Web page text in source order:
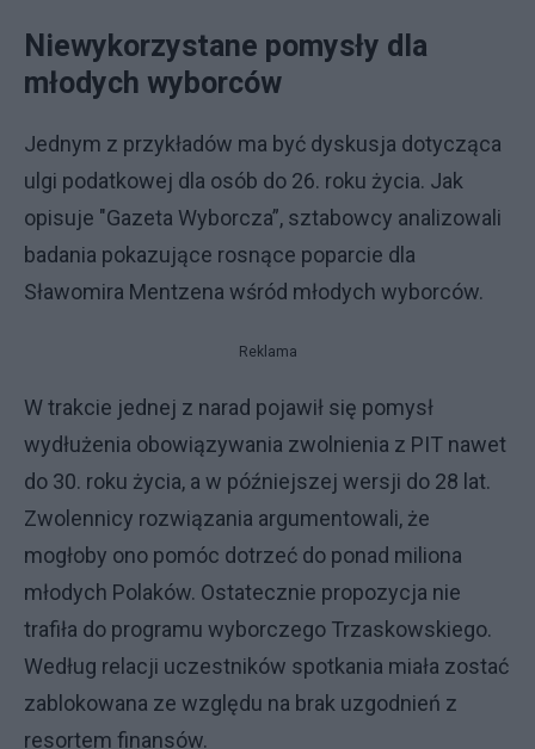
Niewykorzystane pomysły dla
młodych wyborców
Jednym z przykładów ma być dyskusja dotycząca
ulgi podatkowej dla osób do 26. roku życia. Jak
opisuje "Gazeta Wyborcza”, sztabowcy analizowali
badania pokazujące rosnące poparcie dla
Sławomira Mentzena wśród młodych wyborców.
Reklama
W trakcie jednej z narad pojawił się pomysł
wydłużenia obowiązywania zwolnienia z PIT nawet
do 30. roku życia, a w późniejszej wersji do 28 lat.
Zwolennicy rozwiązania argumentowali, że
mogłoby ono pomóc dotrzeć do ponad miliona
młodych Polaków. Ostatecznie propozycja nie
trafiła do programu wyborczego Trzaskowskiego.
Według relacji uczestników spotkania miała zostać
zablokowana ze względu na brak uzgodnień z
resortem finansów.